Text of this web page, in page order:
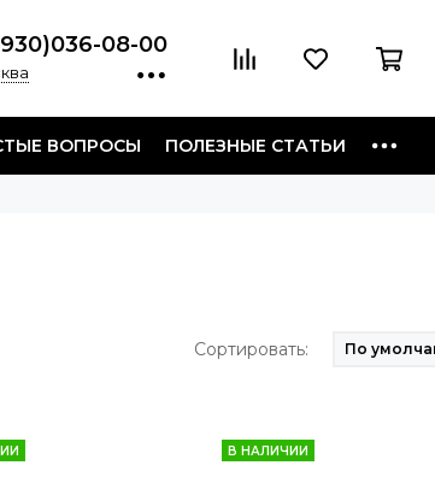
08-00
ВОПРОСЫ ПОЛЕЗНЫЕ СТАТЬИ
Сортировать:
В НАЛИЧИИ